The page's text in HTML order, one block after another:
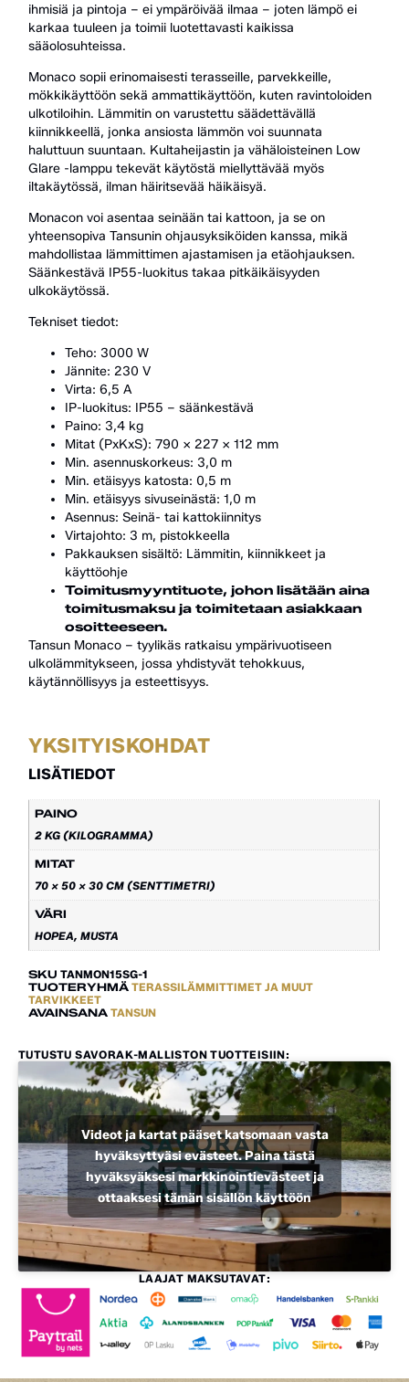
TUTUSTU SAVORAK-MALLISTON TUOTTEISIIN:
Videot ja kartat pääset katsomaan vasta
hyväksyttyäsi evästeet. Paina tästä
hyväksyäksesi markkinointievästeet ja
ottaaksesi tämän sisällön käyttöön
LAAJAT MAKSUTAVAT:
ihmisiä ja pintoja – ei ympäröivää ilmaa – joten lämpö ei
karkaa tuuleen ja toimii luotettavasti kaikissa
sääolosuhteissa.
Monaco sopii erinomaisesti terasseille, parvekkeille,
mökkikäyttöön sekä ammattikäyttöön, kuten ravintoloiden
ulkotiloihin. Lämmitin on varustettu säädettävällä
kiinnikkeellä, jonka ansiosta lämmön voi suunnata
haluttuun suuntaan. Kultaheijastin ja vähäloisteinen Low
Glare -lamppu tekevät käytöstä miellyttävää myös
iltakäytössä, ilman häiritsevää häikäisyä.
Monacon voi asentaa seinään tai kattoon, ja se on
yhteensopiva Tansunin ohjausyksiköiden kanssa, mikä
mahdollistaa lämmittimen ajastamisen ja etäohjauksen.
Säänkestävä IP55-luokitus takaa pitkäikäisyyden
ulkokäytössä.
Tekniset tiedot:
Teho: 3000 W
Jännite: 230 V
Virta: 6,5 A
IP-luokitus: IP55 – säänkestävä
Paino: 3,4 kg
Mitat (PxKxS): 790 x 227 x 112 mm
Min. asennuskorkeus: 3,0 m
Min. etäisyys katosta: 0,5 m
Min. etäisyys sivuseinästä: 1,0 m
Asennus: Seinä- tai kattokiinnitys
Virtajohto: 3 m, pistokkeella
Pakkauksen sisältö: Lämmitin, kiinnikkeet ja
käyttöohje
Toimitusmyyntituote, johon lisätään aina
toimitusmaksu ja toimitetaan asiakkaan
osoitteeseen.
Tansun Monaco – tyylikäs ratkaisu ympärivuotiseen
ulkolämmitykseen, jossa yhdistyvät tehokkuus,
käytännöllisyys ja esteettisyys.
YKSITYISKOHDAT
LISÄTIEDOT
PAINO
2 KG (KILOGRAMMA)
MITAT
70 × 50 × 30 CM (SENTTIMETRI)
VÄRI
HOPEA, MUSTA
SKUTANMON15SG-1
TUOTERYHMÄ TERASSILÄMMITTIMET JA MUUT
TARVIKKEET
AVAINSANA TANSUN